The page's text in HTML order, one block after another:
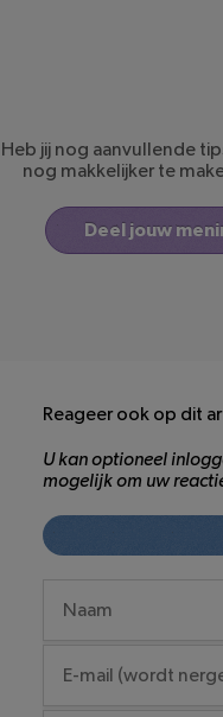
Heb jij nog aanvullende
nog makkelijker te
Deel jouw
Reageer ook op dit
U kan optioneel
mogelijk om uw